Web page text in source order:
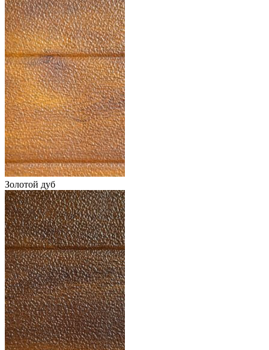
Золотой дуб